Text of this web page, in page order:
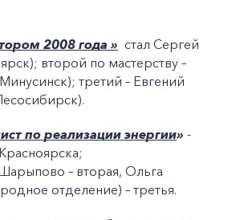
2008 года » стал Сергей
второй по мастерству –
третий – Евгений
по реализации энергии» -
– вторая, Ольга
отделение) – третья.